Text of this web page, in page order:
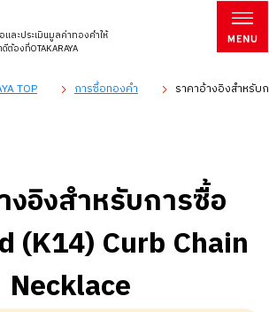
และประเมินมูลค่าทองคำให้
ดีต้องที่OTAKARAYA
TOP การซื้อทองคำ ราคาอ้างอิงสำหรับ
งอิงสำหรับการซื้อ
(K14) Curb Chain
Necklace